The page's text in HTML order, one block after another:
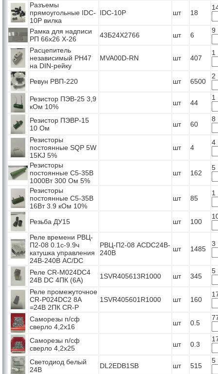
Разъемы
прямоугольные IDC-
10P вилка
IDC-10P шт 18
Рамка для надписи
РП 66x26 Х-26
43Б24Х2766 шт 6
9
Расцепитель
независимый РН47
на DIN-рейку
MVA00D-RN шт 407
1
Ревун РВП-220 шт 6500
2
Резистор ПЭВ-25 3,9
кОм 10%
шт 44
1
Резистор ПЭВР-15
10 Ом
шт 60
8
Резисторы
постоянные SQP 5W
15KJ 5%
шт 4
4
Резисторы
постоянные С5-35В
1000Вт 300 Ом 5%
шт 162
5
Резисторы
постоянные С5-35В
16Вт 3.9 кОм 10%
шт 85
1
Резьба ДУ15 шт 100
Реле времени РВЦ-
П2-08 0.1с-9.9ч
катушка управления
24В-240В AC/DC
РВЦ-П2-08 ACDC24B-
240B
шт 1485
3
Реле CR-M024DC4
24B DC 4ПК (6A)
1SVR405613R1000 шт 345
5
Реле промежуточное
CR-P024DC2 8А
=24В 2ПК CR-P
1SVR405601R1000 шт 160
Саморезы п/сф
сверло 4,2х16
шт 0.5
Саморезы п/сф
сверло 4,2х25
шт 0.3
Светодиод белый
24В
DL2EDB1SB шт 515
5